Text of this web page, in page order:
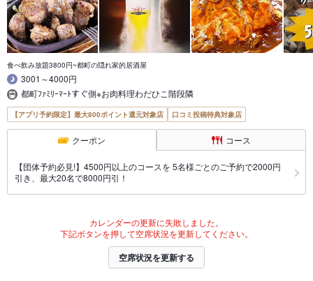
食べ飲み放題3800円~都町の隠れ家的居酒屋
3001～4000円
都町ﾌｧﾐﾘｰﾏｰﾄすぐ側※お肉料理わだひこ階段隣
【アプリ予約限定】最大800ポイント還元対象店 口コミ投稿特典対象店
クーポン コース
【団体予約必見!】4500円以上のコースを 5名様ごとのご予約で2000円
引き、最大20名で8000円引！
カレンダーの更新に失敗しました。
下記ボタンを押して空席状況を更新してください。
空席状況を更新する